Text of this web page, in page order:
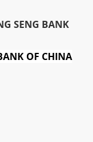
SENG BANK
OF CHINA